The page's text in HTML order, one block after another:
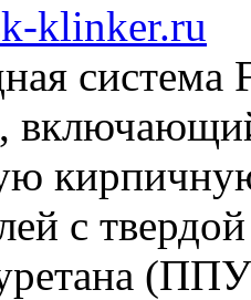
klinker.ru
с